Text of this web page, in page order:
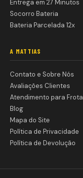
Entrega em 27 Minutos
Socorro Bateria
Bateria Parcelada 12x
A MATTIAS
Contato e Sobre Nós
Avaliações Clientes
Atendimento para Frota
Blog
Mapa do Site
Política de Privacidade
Política de Devolução